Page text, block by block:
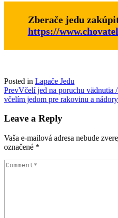
Zberače jedu
https://
Posted in Lapače Jedu
Post
navigation
PrevVčelí jed na poruchu vädnutia
včelím jedom pre rakovinu a nádory
Leave a Reply
Vaša e-mailová adresa nebude
označené *